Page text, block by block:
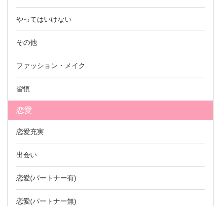
やってはいけない
その他
ファッション・メイク
習慣
恋愛
恋愛充実
出会い
恋愛(パートナー有)
恋愛(パートナー無)